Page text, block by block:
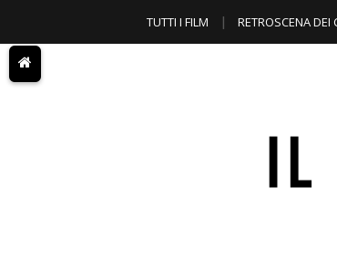
TUTTI I FILM RETROSCENA DEI